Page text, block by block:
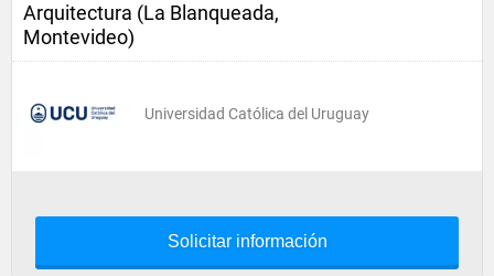
Arquitectura (La Blanqueada,
Montevideo)
Universidad Católica del Uruguay
Solicitar información